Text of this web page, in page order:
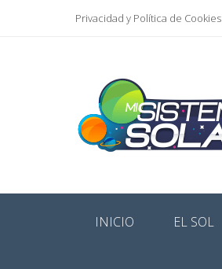
Privacidad y Política de Cookies
INICIO EL SOL